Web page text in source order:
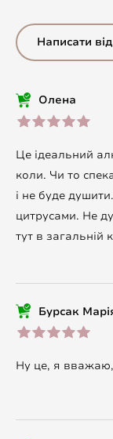
Написати
Олена
Це ідеальний
коли. Чи то
і не буде
цитрусами. Не
тут в загальній
Бурсак
Ну це, я вважаю,